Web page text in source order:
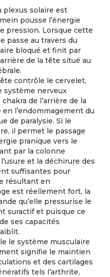
plexus solaire est
pousse l’énergie
pression. Lorsque cette
passe au travers du
bloqué et finit par
de la tête situé au
contrôle le cervelet,
système nerveux
de l’arrière de la
l’endommagement du
de paralysie. Si le
il permet le passage
pranique vers le
par la colonne
et la déchirure des
suffisantes pour
résultant en
est réellement fort, la
qu’elle pressurise le
suractif et puisque ce
ses capacités
le système musculaire
signifie le maintien
et des cartilages
tels l’arthrite,